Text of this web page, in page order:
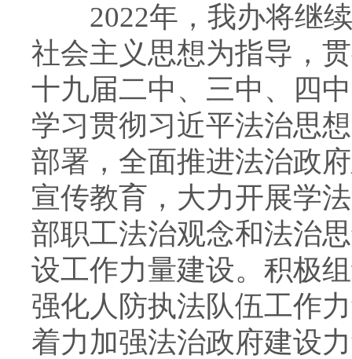
2022年，我办将继续
社会主义思想为指导，
十九届二中、三中、四
学习贯彻习近平法治思
部署，全面推进法治政
宣传教育，大力开展学
部职工法治观念和法治
设工作力量建设。积极
强化人防执法队伍工作
着力加强法治政府建设